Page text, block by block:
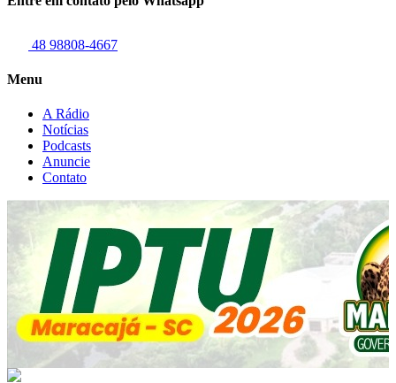
48 98808-4667
Menu
A Rádio
Notícias
Podcasts
Anuncie
Contato